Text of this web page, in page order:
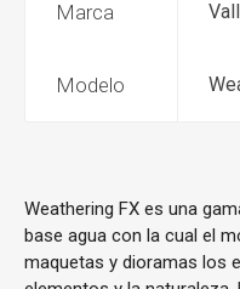
Marca
Modelo
Weathering FX es una
base agua con la cual el
maquetas y dioramas los